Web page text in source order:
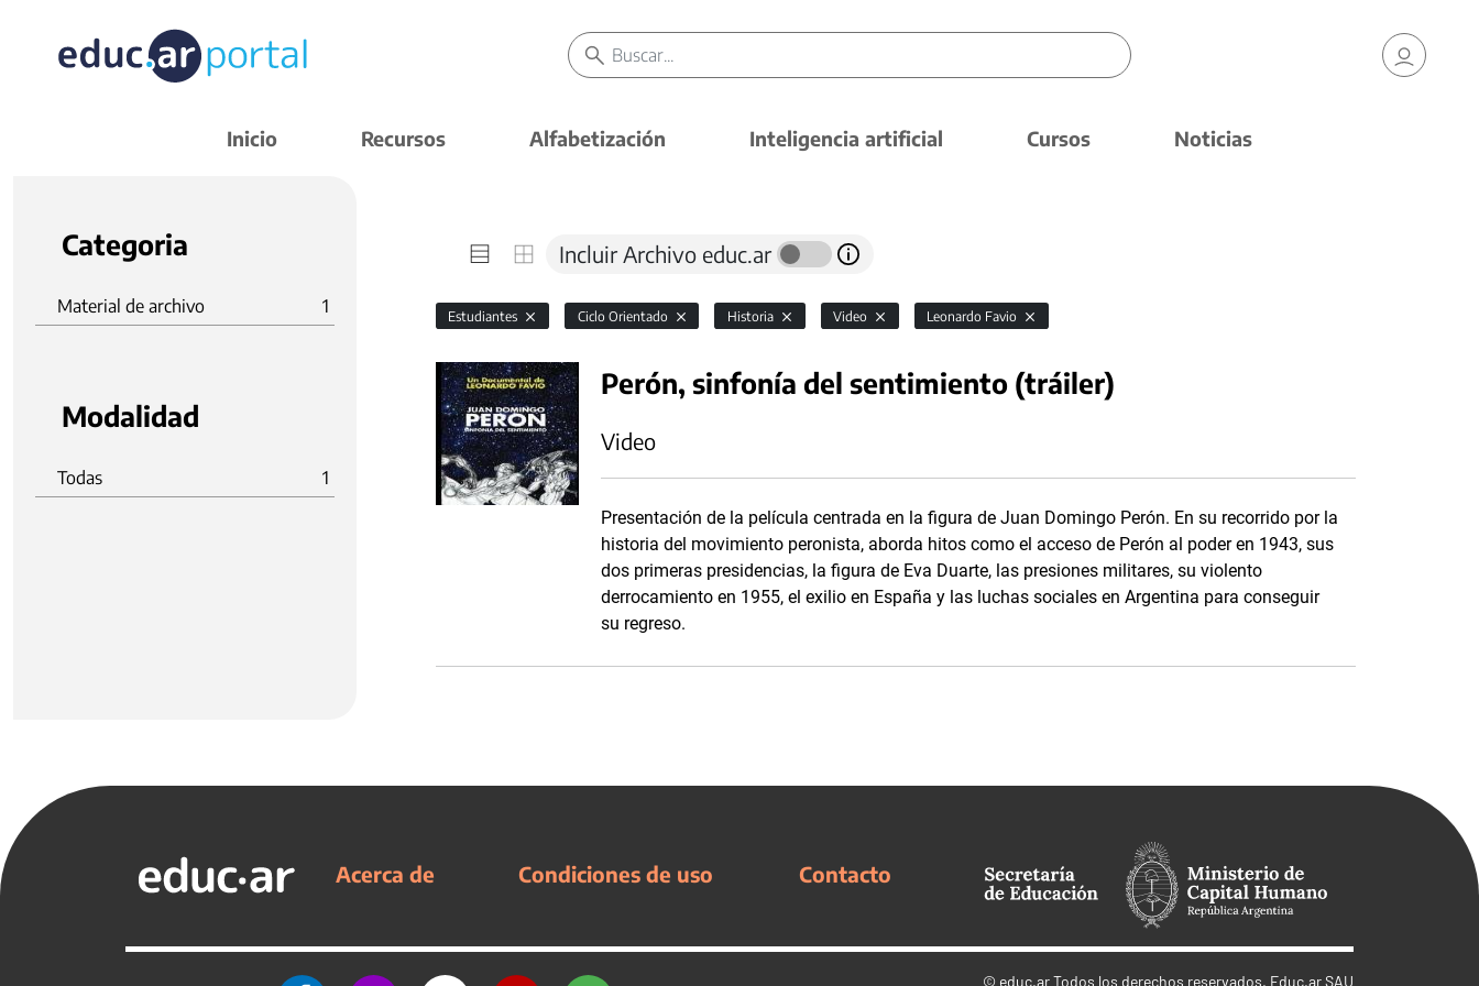
Inicio Recursos Alfabetización Inteligencia artificial Cursos Noticias
Categoria
Material de archivo 1
Modalidad
Todas 1
Incluir Archivo educ.ar
Estudiantes Ciclo Orientado Historia Video Leonardo Favio
Perón, sinfonía del sentimiento (tráiler)
Video
Presentación de la película centrada en la figura de Juan Domingo Perón. En su recorrido por la
historia del movimiento peronista, aborda hitos como el acceso de Perón al poder en 1943, sus
dos primeras presidencias, la figura de Eva Duarte, las presiones militares, su violento
derrocamiento en 1955, el exilio en España y las luchas sociales en Argentina para conseguir
su regreso.
Acerca de Condiciones de uso Contacto
© educ.arTodos los derechos reservados. Educ.ar SAU